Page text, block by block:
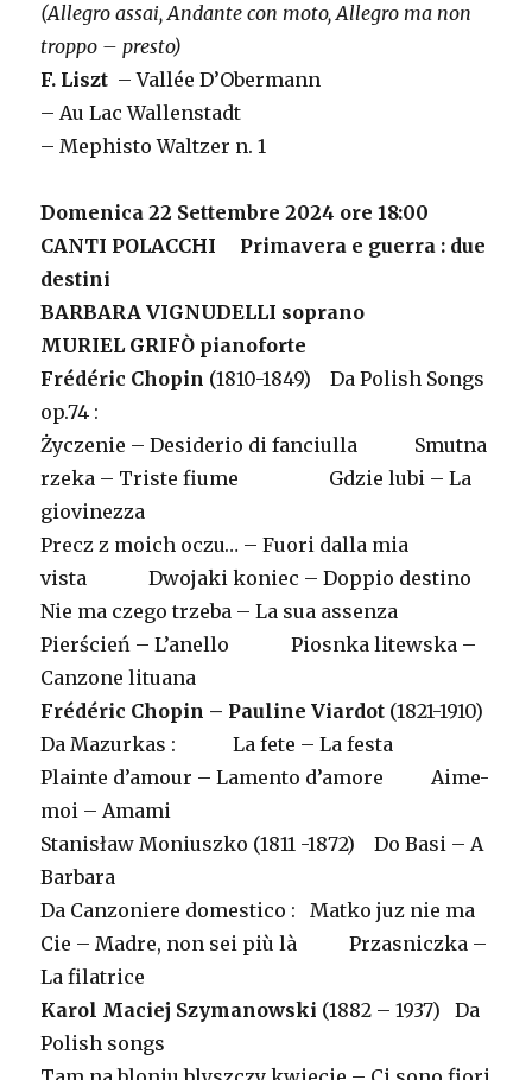
(Allegro assai, Andante con moto, Allegro ma non
troppo – presto)
F. Liszt – Vallée D’Obermann
– Au Lac Wallenstadt
– Mephisto Waltzer n. 1
Domenica 22 Settembre 2024 ore 18:00
CANTI POLACCHI Primavera e guerra : due
destini
BARBARA VIGNUDELLI soprano
MURIEL GRIFÒ pianoforte
Frédéric Chopin (1810-1849) Da Polish Songs
op.74 :
Życzenie – Desiderio di fanciulla Smutna
rzeka – Triste fiume Gdzie lubi – La
giovinezza
Precz z moich oczu… – Fuori dalla mia
vista Dwojaki koniec – Doppio destino
Nie ma czego trzeba – La sua assenza
Pierścień – L’anello Piosnka litewska –
Canzone lituana
Frédéric Chopin – Pauline Viardot (1821-1910)
Da Mazurkas : La fete – La festa
Plainte d’amour – Lamento d’amore Aime-
moi – Amami
Stanisław Moniuszko (1811 -1872) Do Basi – A
Barbara
Da Canzoniere domestico : Matko juz nie ma
Cie – Madre, non sei più là Przasniczka –
La filatrice
Karol Maciej Szymanowski (1882 – 1937) Da
Polish songs